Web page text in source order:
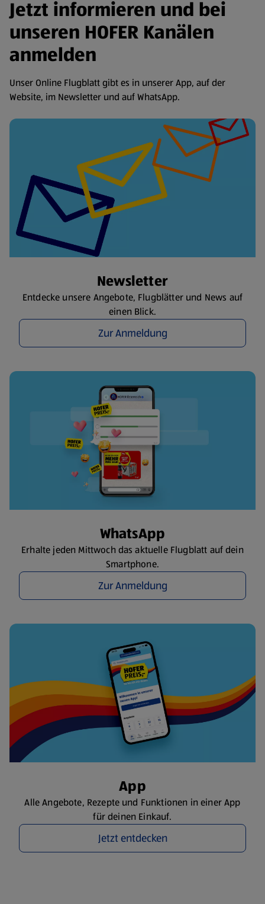
Jetzt informieren und bei
unseren HOFER Kanälen
anmelden
Unser Online Flugblatt gibt es in unserer App, auf der
Website, im Newsletter und auf WhatsApp.
Newsletter
Entdecke unsere Angebote, Flugblätter und News auf
einen Blick.
Zur Anmeldung
WhatsApp
Erhalte jeden Mittwoch das aktuelle Flugblatt auf dein
Smartphone.
Zur Anmeldung
App
Alle Angebote, Rezepte und Funktionen in einer App
für deinen Einkauf.
Jetzt entdecken